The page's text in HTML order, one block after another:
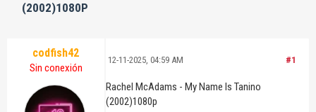
(2002)1080P
codfish42
Sin conexión
#1
12-11-2025, 04:59 AM
Rachel McAdams - My Name Is Tanino
(2002)1080p